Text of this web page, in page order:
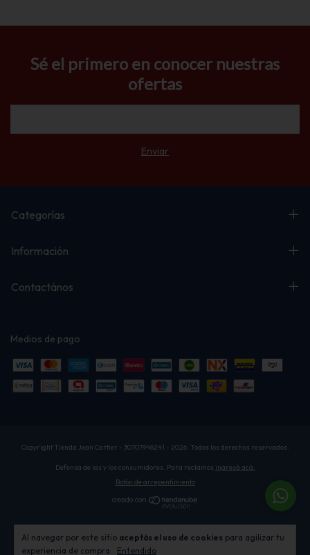
Al navegar por este sitio aceptás el uso de cookies para agilizar tu
experiencia de compra. Entendido
Sé el primero en conocer nuestras
ofertas
Categorías
Información
Contactános
Medios de pago
Copyright Tienda Jean Cartier - 30707946241 - 2026. Todos los derechos reservados.
Defensa de las y los consumidores. Para reclamos ingresá acá.
Botón de arrepentimiento